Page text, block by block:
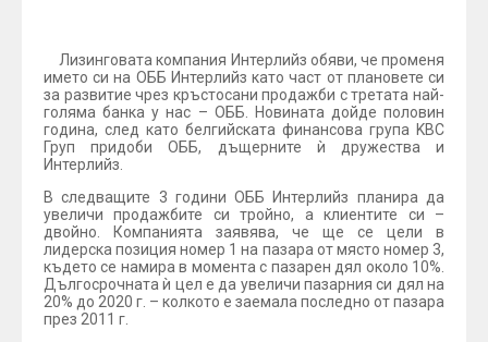
Лизинговата компания Интерлийз обяви, че променя
името си на ОББ Интерлийз като част от плановете си
за развитие чрез кръстосани продажби с третата най-
голяма банка у нас – ОББ. Новината дойде половин
година, след като белгийската финансова група KBC
Груп придоби ОББ, дъщерните ѝ дружества и
Интерлийз.
В следващите 3 години ОББ Интерлийз планира да
увеличи продажбите си тройно, а клиентите си –
двойно. Компанията заявява, че ще се цели в
лидерска позиция номер 1 на пазара от място номер 3,
където се намира в момента с пазарен дял около 10%.
Дългосрочната ѝ цел е да увеличи пазарния си дял на
20% до 2020 г. – колкото е заемала последно от пазара
през 2011 г.